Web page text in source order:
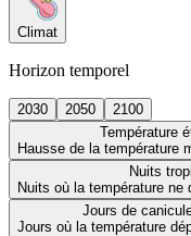
Climat
Horizon temporel
2030 2050
2100
Température
Hausse de la température
Nuits
Nuits où la température ne
Jours de
Jours où la température